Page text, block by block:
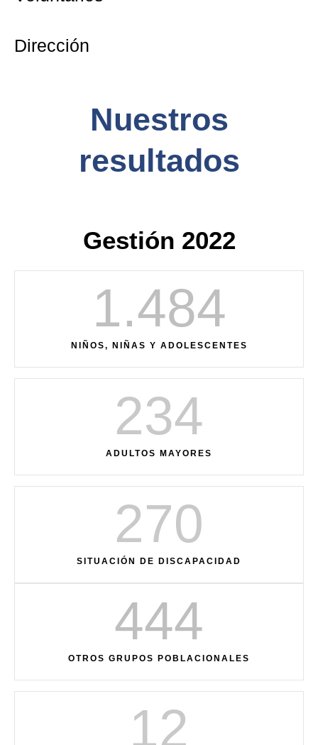
Dirección
Nuestros
resultados
Gestión 2022
NIÑOS, NIÑAS Y ADOLESCENTES
1.484
ADULTOS MAYORES
234
SITUACIÓN DE DISCAPACIDAD
270
OTROS GRUPOS POBLACIONALES
444
12